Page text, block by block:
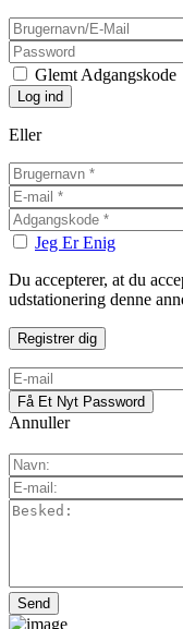
Glemt Adgangskode
Eller
Jeg Er Enig
Du accepterer, at du
udstationering denne
Annuller